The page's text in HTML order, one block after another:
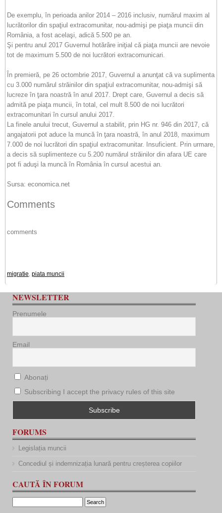
De exemplu, în perioada anilor 2014 – 2016 inclusiv, numărul maxim al
lucrătorilor din spaţiul extracomunitar, nou-admişi pe piaţa muncii din
România, a fost acelaşi, adică 5.500 pe an.
Şi pentru anul 2017 Guvernul hotărâre iniţial că piaţa muncii are nevoie
tot de maximum 5.500 de noi lucrători extracomunicari.
În premieră, pe 26 octombrie 2017, Guvernul a anunţat că va suplimenta
cu 3.000 numărul străinilor din spaţiul extracomunitar, nou-admişi să
lucreze în ţara noastră în anul 2017. Drept care, Guvernul a decis să
admită pe piaţa muncii, în total, cel mult 8.500 de noi lucrători
extracomunitari în cursul anului 2017.
La finele anului trecut, Guvernul a stabilit, prin HG nr. 946 din 2017, că
angajatorii pot aduce la muncă în ţara noastră, în anul 2018, maximum
7.000 de noi lucrători din spaţiul extracomunitar. Insuficient. Prin urmare,
a decis să suplimenteze cu 5.200 numărul străinilor din afara UE care
pot fi aduşi la muncă în România în cursul acestui an.
Sursa: economica.net
Comments
comments
migratie, piata muncii
NEWSLETTER
Prenumele
Email
Abonați
Subscribing I accept the privacy rules of this site
FORUMS
Legislația muncii
Concediul și indemnizația lunară pentru creșterea copiilor
CAUTĂ ÎN FORUM